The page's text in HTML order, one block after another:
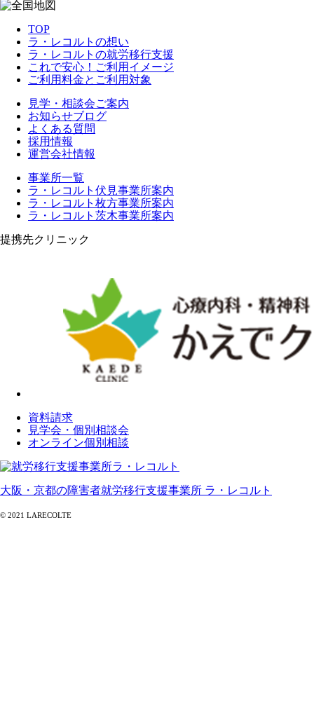
TOP
ラ・レコルトの想い
ラ・レコルトの就労移行支援
これで安心！ご利用イメージ
ご利用料金とご利用対象
見学・相談会ご案内
お知らせブログ
よくある質問
採用情報
運営会社情報
事業所一覧
ラ・レコルト伏見事業所案内
ラ・レコルト枚方事業所案内
ラ・レコルト茨木事業所案内
提携先クリニック
資料請求
見学会・個別相談会
オンライン個別相談
大阪・京都の障害者就労移行支援事業所 ラ・レコルト
© 2021 LARECOLTE